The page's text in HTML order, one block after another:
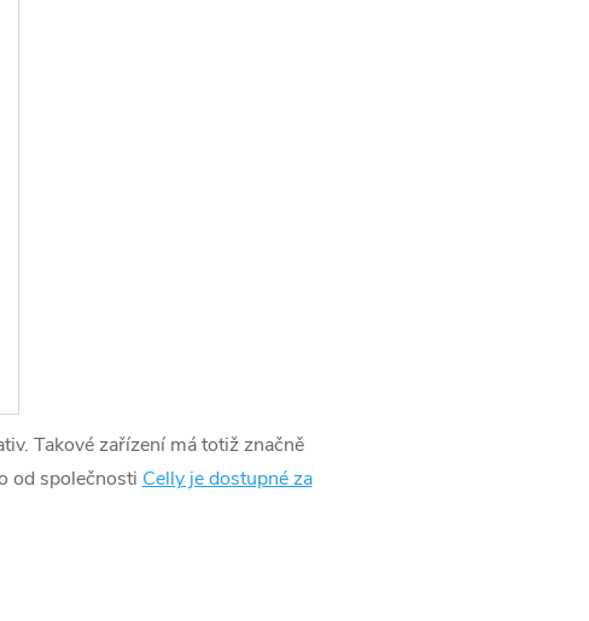
Takové zařízení má totiž značně
od společnosti Celly je dostupné za